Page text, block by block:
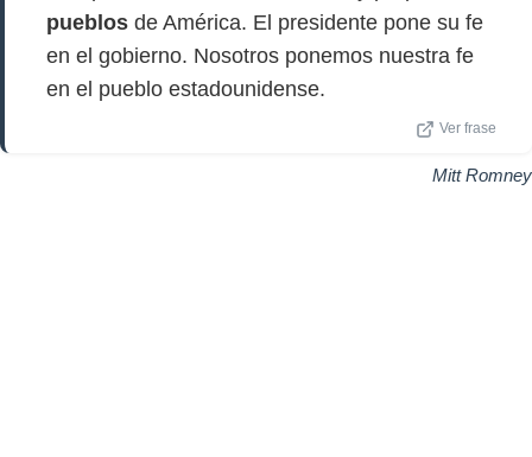
pueblos de América. El presidente pone su fe
en el gobierno. Nosotros ponemos nuestra fe
en el pueblo estadounidense.
Ver frase
Mitt Romney